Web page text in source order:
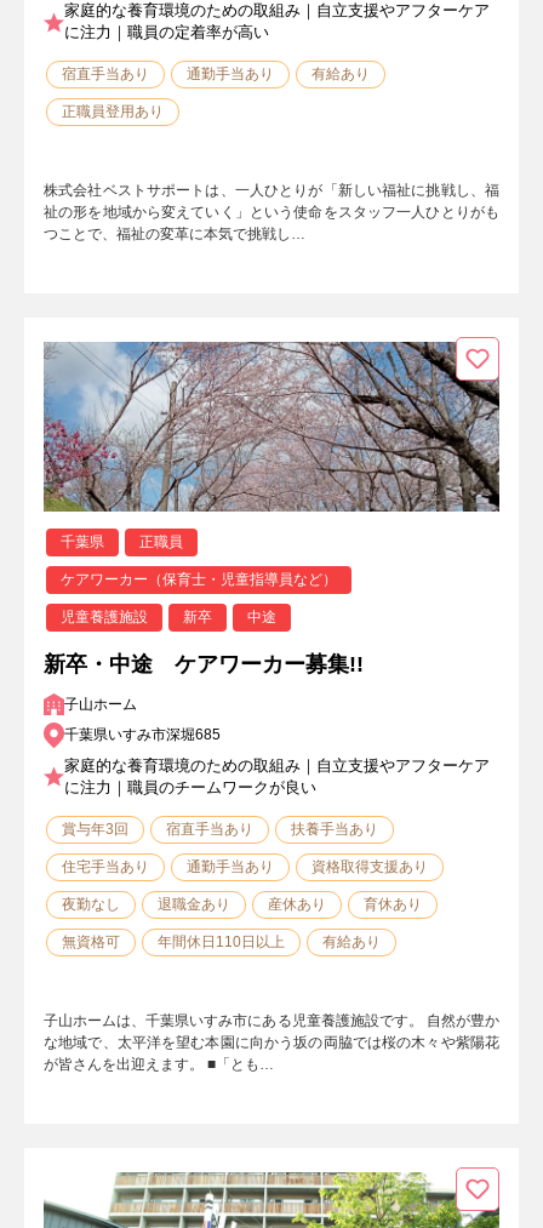
家庭的な養育環境のための取組み｜自立支援やアフターケア
に注力｜職員の定着率が高い
宿直手当あり 通勤手当あり 有給あり
正職員登用あり
株式会社ベストサポートは、一人ひとりが「新しい福祉に挑戦し、福
祉の形を地域から変えていく」という使命をスタッフ一人ひとりがも
つことで、福祉の変革に本気で挑戦し…
千葉県 正職員
ケアワーカー（保育士・児童指導員など）
児童養護施設 新卒 中途
新卒・中途 ケアワーカー募集!!
子山ホーム
千葉県いすみ市深堀685
家庭的な養育環境のための取組み｜自立支援やアフターケア
に注力｜職員のチームワークが良い
賞与年3回 宿直手当あり 扶養手当あり
住宅手当あり 通勤手当あり 資格取得支援あり
夜勤なし 退職金あり 産休あり 育休あり
無資格可 年間休日110日以上 有給あり
子山ホームは、千葉県いすみ市にある児童養護施設です。 自然が豊か
な地域で、太平洋を望む本園に向かう坂の両脇では桜の木々や紫陽花
が皆さんを出迎えます。 ■「とも…